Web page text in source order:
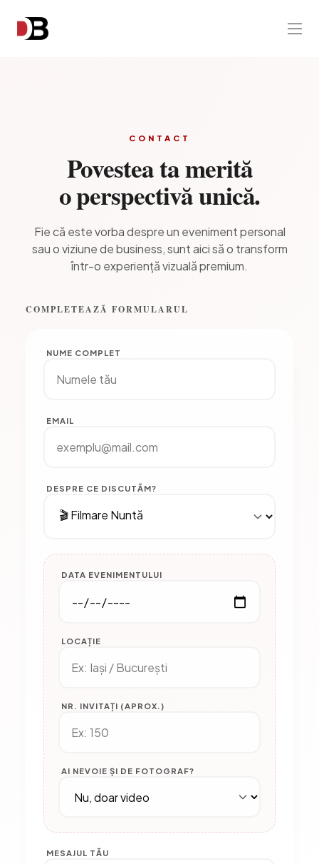
CONTACT
Povestea ta merită
o perspectivă unică.
Fie că este vorba despre un eveniment personal
sau o viziune de business,sunt aici să o transform
într-o experiență vizuală premium.
COMPLETEAZĂ FORMULARUL
NUME COMPLET
EMAIL
DESPRE CE DISCUTĂM?
DATA EVENIMENTULUI
LOCAȚIE
NR. INVITAȚI (APROX.)
AI NEVOIE ȘI DE FOTOGRAF?
MESAJUL TĂU